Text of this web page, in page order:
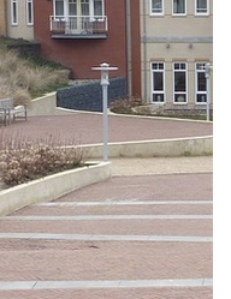
курорти у
през 1987 година.
от красива
където да отседнете на
си лятна почивка.
множество ползи и
разположение и
близките градове и
и разнообразните
в хотел в Дюни